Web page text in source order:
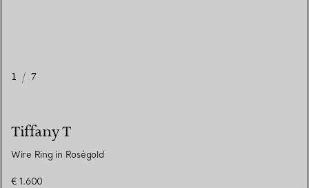
1 / 7
Tiffany T
Wire Ring in Roségold
€ 1.600